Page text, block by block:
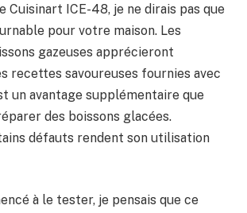
Cuisinart ICE-48, je ne dirais pas que
pour votre maison. Les
gazeuses apprécieront
recettes savoureuses fournies avec
un avantage supplémentaire que
des boissons glacées.
défauts rendent son utilisation
à le tester, je pensais que ce